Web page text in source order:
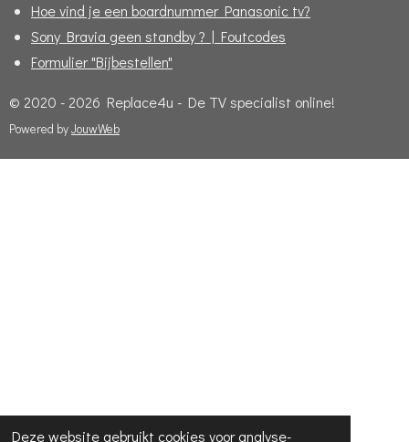
Deze website gebruikt cookies voor analyse-
Hoe vind je een boardnummer Panasonic tv?
Sony Bravia geen standby ? | Foutcodes
Formulier "Bijbestellen"
© 2020 - 2026 Replace4u - De TV specialist online!
Powered byJouwWeb